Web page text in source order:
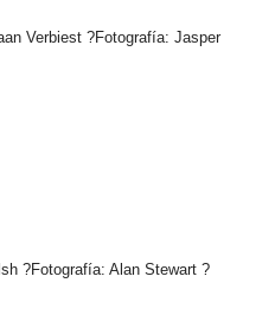
Verbiest ?Fotografía: Jasper
?Fotografía: Alan Stewart ?